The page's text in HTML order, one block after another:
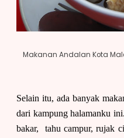
Makanan Andalan Kota
Selain itu, ada banyak
dari kampung halamanku
bakar, tahu campur, rujak